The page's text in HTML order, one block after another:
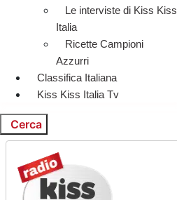
Le interviste di Kiss Kiss
Italia
Ricette Campioni
Azzurri
Classifica Italiana
Kiss Kiss Italia Tv
Cerca